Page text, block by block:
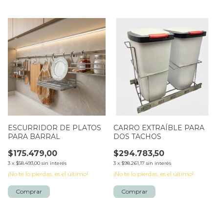
ESCURRIDOR DE PLATOS
PARA BARRAL
$175.479,00
3 x $58.493,00 sin interés
¡No te lo pierdas, es el último!
CARRO EXTRAÍBLE PARA
DOS TACHOS
$294.783,50
3 x $98.261,17 sin interés
¡No te lo pierdas, es el último!